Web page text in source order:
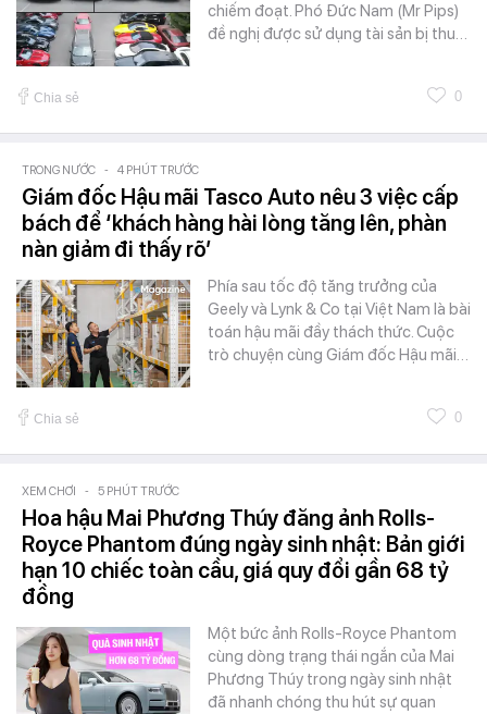
chiếm đoạt. Phó Đức Nam (Mr Pips)
đề nghị được sử dụng tài sản bị thu…
Chia sẻ 0
TRONG NƯỚC - 4 PHÚT TRƯỚC
Giám đốc Hậu mãi Tasco Auto nêu 3 việc cấp
bách để ‘khách hàng hài lòng tăng lên, phàn
nàn giảm đi thấy rõ’
Phía sau tốc độ tăng trưởng của
Geely và Lynk & Co tại Việt Nam là bài
toán hậu mãi đầy thách thức. Cuộc
trò chuyện cùng Giám đốc Hậu mãi…
Chia sẻ 0
XEM CHƠI - 5 PHÚT TRƯỚC
Hoa hậu Mai Phương Thúy đăng ảnh Rolls-
Royce Phantom đúng ngày sinh nhật: Bản giới
hạn 10 chiếc toàn cầu, giá quy đổi gần 68 tỷ
đồng
Một bức ảnh Rolls-Royce Phantom
cùng dòng trạng thái ngắn của Mai
Phương Thúy trong ngày sinh nhật
đã nhanh chóng thu hút sự quan